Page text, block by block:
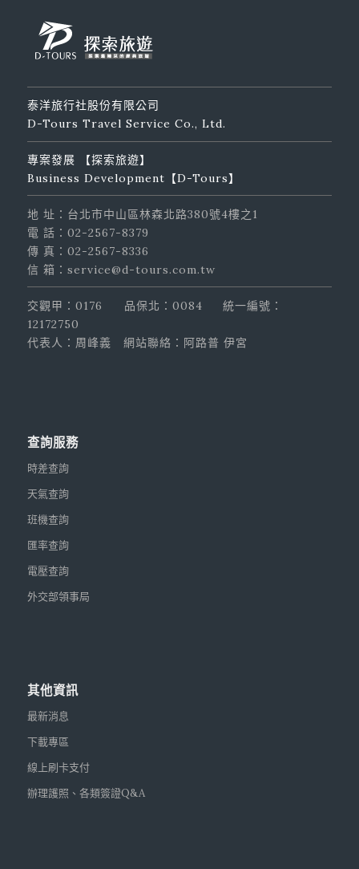
泰洋旅行社股份有限公司
D-Tours Travel Service Co., Ltd.
專案發展 【探索旅遊】
Business Development【D-Tours】
地 址：台北市中山區林森北路380號4樓之1
電 話：02-2567-8379
傳 真：02-2567-8336
信 箱：service@d-tours.com.tw
交觀甲：0176 品保北：0084
統一編號：
12172750
代表人：周峰義
網站聯絡：阿路普 伊宮
查詢服務
時差查詢
天氣查詢
班機查詢
匯率查詢
電壓查詢
外交部領事局
其他資訊
最新消息
下載專區
線上刷卡支付
辦理護照、各類簽證Q&A